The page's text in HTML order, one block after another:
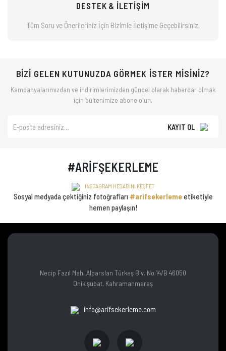
DESTEK & İLETİŞİM
Tüm Soru ve Önerileriniz İçin Bizimleİletişime Geçebilirsiniz.
BİZİ GELEN KUTUNUZDA GÖRMEK İSTER MİSİNİZ?
Kampanyalarımızdan ve indirimlerimizden güncel olarak haberdar olmak
için bültenimize abone olun.
KAYIT OL
#ARİFŞEKERLEME
INSTAGRAM HESABINI KEŞFET
Sosyal medyada çektiğiniz fotoğrafları #arifsekerlemeetiketiyle
hemen paylaşın!
Necip Fazıl Mah. Alparslan Türkeş Blv. No:14/B 46050
Onikişubat, Kahramanmaraş
info@arifsekerleme.com